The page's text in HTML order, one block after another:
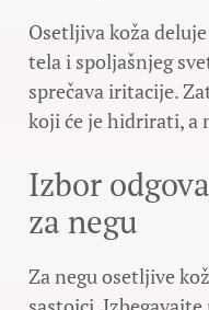
Osetljiva koža
tela i spoljašnjeg
sprečava iritacije.
koji će je hidrirati, a
Izbor
za negu
Za negu osetljive